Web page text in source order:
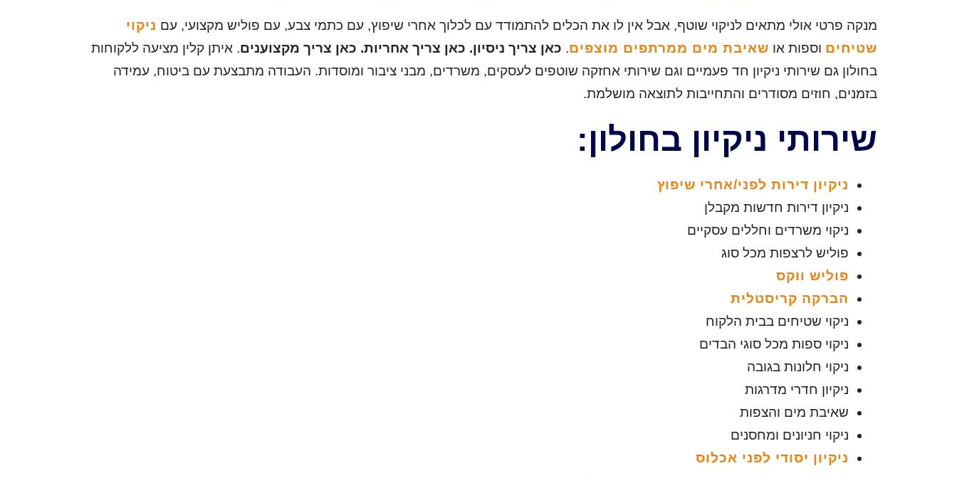
מנקה פרטי אולי מתאים לניקוי שוטף, אבל אין לו את הכלים להתמודד עם לכלוך אחרי שיפוץ, עם כתמי צבע, עם פוליש מקצועי, עם ניקוי
שטיחים וספות או שאיבת מים ממרתפים מוצפים. כאן צריך ניסיון. כאן צריך אחריות. כאן צריך מקצוענים. איתן קלין מציעה ללקוחות
בחולון גם שירותי ניקיון חד פעמיים וגם שירותי אחזקה שוטפים לעסקים, משרדים, מבני ציבור ומוסדות. העבודה מתבצעת עם ביטוח, עמידה
בזמנים, חוזים מסודרים והתחייבות לתוצאה מושלמת.
שירותי ניקיון בחולון:
ניקיון דירות לפני/אחרי שיפוץ
ניקיון דירות חדשות מקבלן
ניקוי משרדים וחללים עסקיים
פוליש לרצפות מכל סוג
פוליש ווקס
הברקה קריסטלית
ניקוי שטיחים בבית הלקוח
ניקוי ספות מכל סוגי הבדים
ניקוי חלונות בגובה
ניקיון חדרי מדרגות
שאיבת מים והצפות
ניקוי חניונים ומחסנים
ניקיון יסודי לפני אכלוס